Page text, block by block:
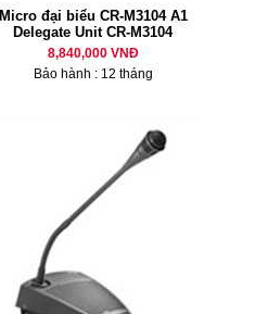
Micro đại biểu CR-M3104 A1
Delegate Unit CR-M3104
8,840,000 VNĐ
Bảo hành : 12 tháng